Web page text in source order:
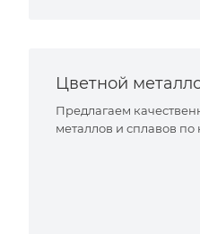
Цветной
Предлагаем
металлов и сплавов